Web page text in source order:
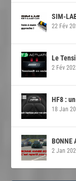
SIM-
22 Fév
Le
2 Fév
HF8 :
18 Jan
BONNE
2 Jan